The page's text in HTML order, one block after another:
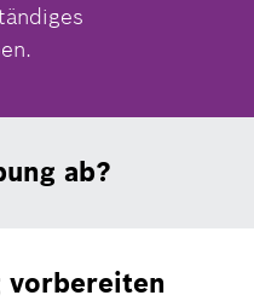
ab?
vorbereiten